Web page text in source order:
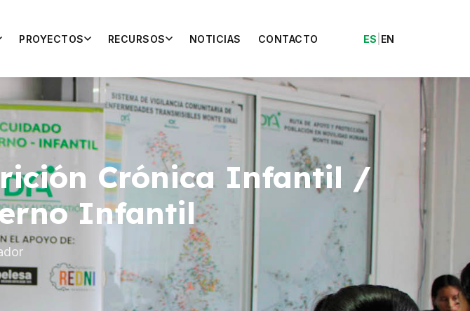
PROYECTOS RECURSOS NOTICIAS CONTACTO ES EN
Crónica Infantil /
Infantil